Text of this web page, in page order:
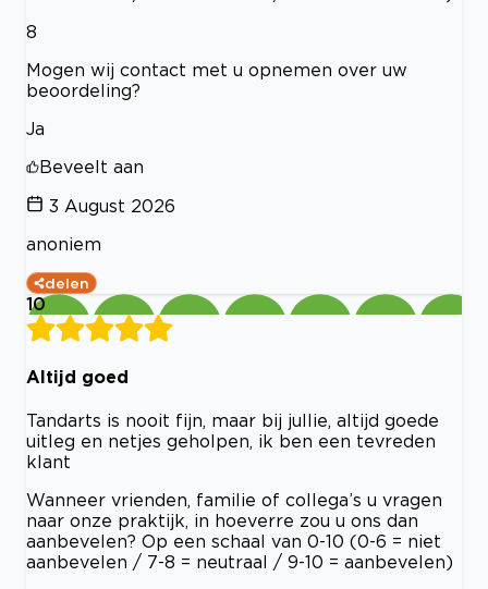
8
Mogen wij contact met u opnemen over uw
beoordeling?
Ja
Beveelt aan
3 August 2026
anoniem
delen
10
Altijd goed
Tandarts is nooit fijn, maar bij jullie, altijd goede
uitleg en netjes geholpen, ik ben een tevreden
klant
Wanneer vrienden, familie of collega’s u vragen
naar onze praktijk, in hoeverre zou u ons dan
aanbevelen? Op een schaal van 0-10 (0-6 = niet
aanbevelen / 7-8 = neutraal / 9-10 = aanbevelen)